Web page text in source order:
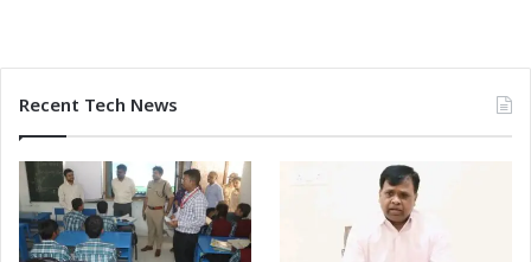
Recent Tech News